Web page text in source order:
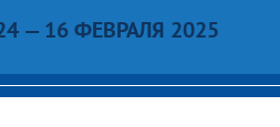
— 16 ФЕВРАЛЯ 2025